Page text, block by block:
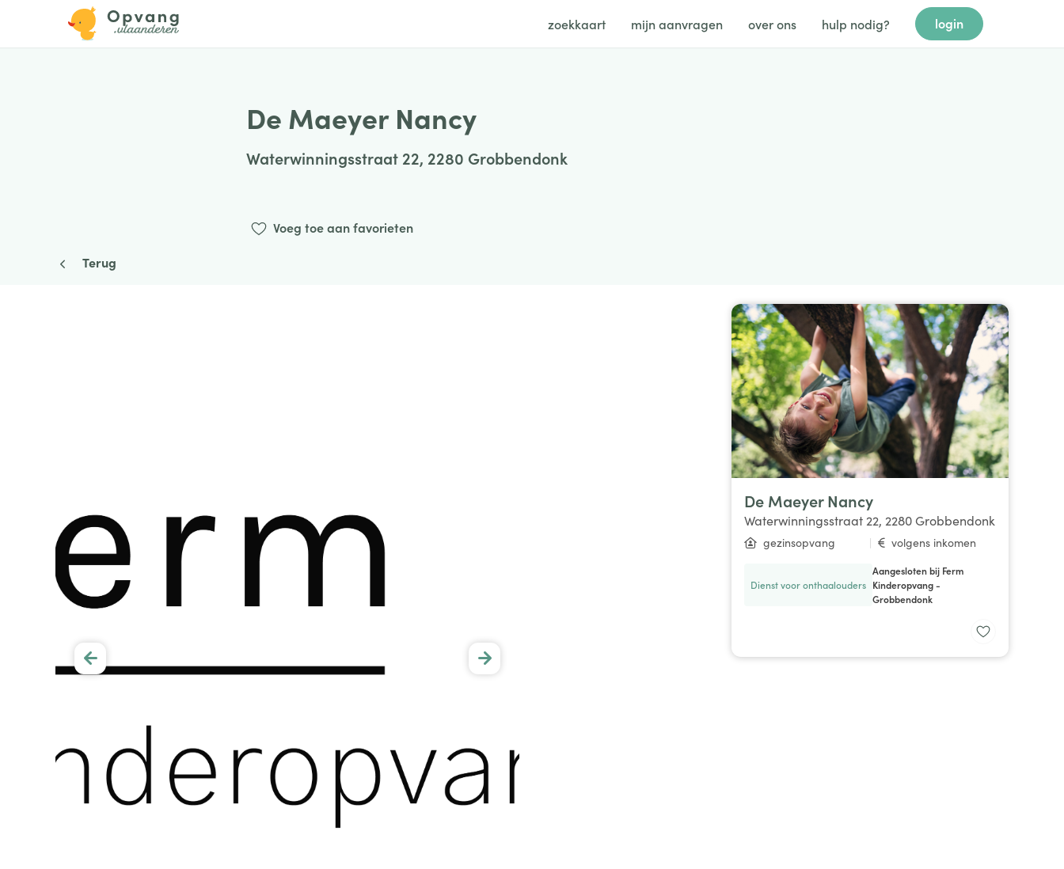
zoekkaart mijn aanvragen over ons hulp nodig? login
De Maeyer Nancy
Waterwinningsstraat 22, 2280 Grobbendonk
Voeg toe aan favorieten
Terug
De Maeyer Nancy
Waterwinningsstraat 22, 2280 Grobbendonk
gezinsopvang | volgens inkomen
Dienst voor onthaalouders
Aangesloten bij Ferm
Kinderopvang -
Grobbendonk